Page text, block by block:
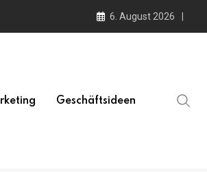
6. August 2026
Geschäftsideen